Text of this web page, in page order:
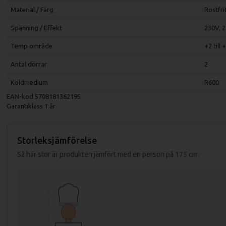
Material / Färg
Spänning / Effekt 230V,
Temp område +2 till
Antal dörrar 2
Köldmedium
R600
EAN-kod 5708181362195
Garantiklass 1 år
Storleksjämförelse
Så här stor är produkten jämfört med en person på 175 cm.